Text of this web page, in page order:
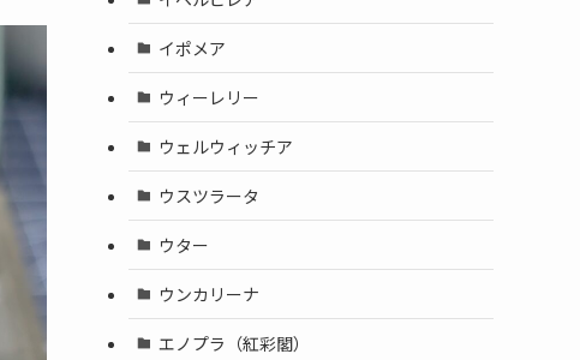
イポメア
ウィーレリー
ウェルウィッチア
ウスツラータ
ウター
ウンカリーナ
エノプラ（紅彩閣）